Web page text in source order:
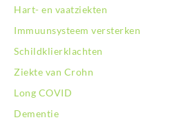
Hart- en vaatziekten
Immuunsysteem versterken
Schildklierklachten
Ziekte van Crohn
Long COVID
Dementie